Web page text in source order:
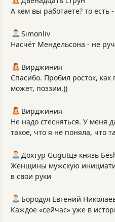
А кем вы работаете? то есть
Simonliv
Насчёт Мендельсона - не
Вирджиния
Спасибо. Пробил росток,
может, поэзии.))
Вирджиния
Не надо стесняться. У меня
такое, что я не поняла, что
Дохтур Gugutцэ князь
Женщины мужскую
в свои руки
Бородул Евгений
Каждое «сейчас» уже в